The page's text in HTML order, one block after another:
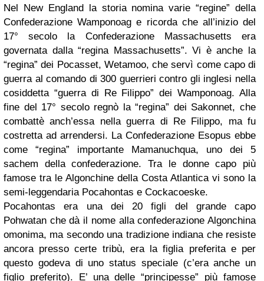
Nel New England la storia nomina varie “regine” della
Confederazione Wamponoag e ricorda che all’inizio del
17° secolo la Confederazione Massachusetts era
governata dalla “regina Massachusetts”. Vi è anche la
“regina” dei Pocasset, Wetamoo, che servì come capo di
guerra al comando di 300 guerrieri contro gli inglesi nella
cosiddetta “guerra di Re Filippo” dei Wamponoag. Alla
fine del 17° secolo regnò la “regina” dei Sakonnet, che
combattè anch’essa nella guerra di Re Filippo, ma fu
costretta ad arrendersi. La Confederazione Esopus ebbe
come “regina” importante Mamanuchqua, uno dei 5
sachem della confederazione. Tra le donne capo più
famose tra le Algonchine della Costa Atlantica vi sono la
semi-leggendaria Pocahontas e Cockacoeske.
Pocahontas era una dei 20 figli del grande capo
Pohwatan che dà il nome alla confederazione Algonchina
omonima, ma secondo una tradizione indiana che resiste
ancora presso certe tribù, era la figlia preferita e per
questo godeva di uno status speciale (c’era anche un
figlio preferito). E’ una delle “principesse” più famose